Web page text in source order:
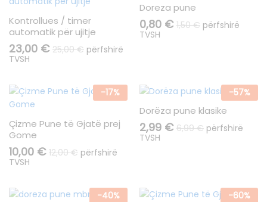
Kontrollues / timer
automatik për ujitje
23,00 € 25,00€ përfshirë
TVSH
Doreza pune
0,80 € 1,50€ përfshirë
TVSH
-17%
Çizme Pune të Gjatë prej
Gome
10,00 € 12,00€ përfshirë
TVSH
-57%
Dorëza pune klasike
2,99 € 6,99€ përfshirë
TVSH
-40% -60%